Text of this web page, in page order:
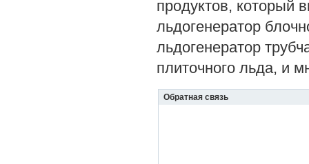
продуктов, который
льдогенератор
льдогенератор
плиточного льда, и
Обратная связь